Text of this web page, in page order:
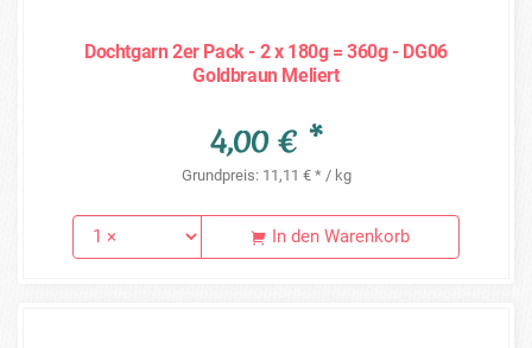
Dochtgarn 2er Pack - 2 x 180g = 360g - DG06
Goldbraun Meliert
4,00 € *
Grundpreis: 11,11 € * / kg
In den Warenkorb